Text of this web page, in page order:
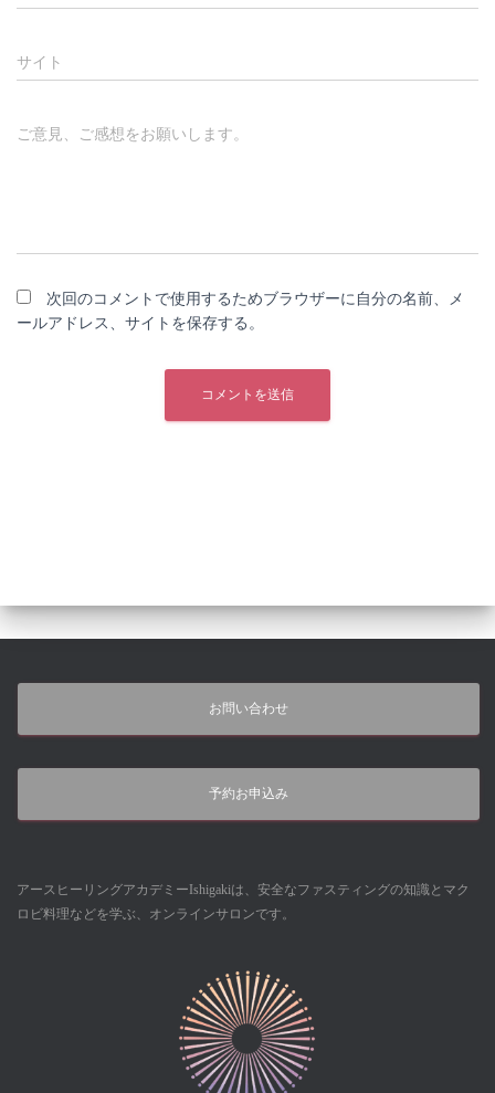
サイト
ご意見、ご感想をお願いします。
次回のコメントで使用するためブラウザーに自分の名前、メ
ールアドレス、サイトを保存する。
お問い合わせ
予約お申込み
アースヒーリングアカデミーIshigakiは、安全なファスティングの知識とマク
ロビ料理などを学ぶ、オンラインサロンです。